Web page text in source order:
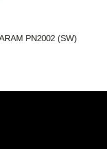
PN2002 (SW)